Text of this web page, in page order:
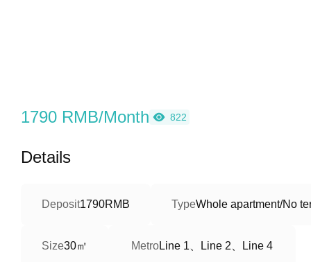
1790 RMB/Month 822
Details
Deposit1790RMB TypeWhole apartment/No
Size30㎡ MetroLine 1、Line 2、Line 4